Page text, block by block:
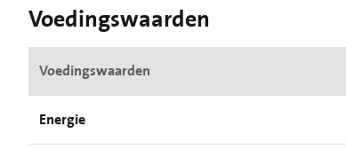
Voedingswaarden
Voedingswaarden
Energie